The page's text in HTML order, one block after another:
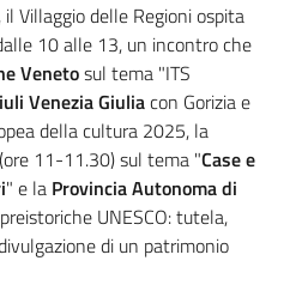
Villaggio delle Regioni ospita
10 alle 13, un incontro che
Venetosul tema "ITS
Venezia Giuliacon Gorizia e
della cultura 2025, la
(ore 11-11.30) sul tema "Case e
" e la Provincia Autonoma di
UNESCO: tutela,
di un patrimonio